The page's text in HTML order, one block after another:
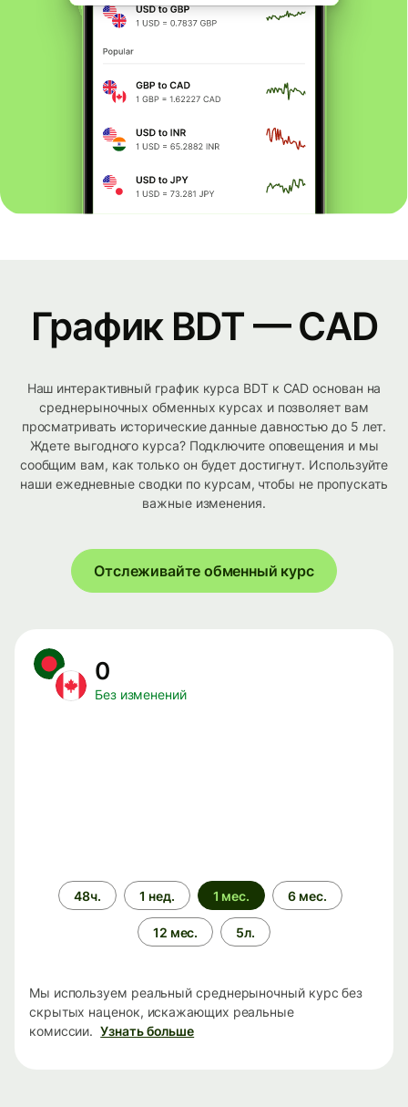
График BDT — CAD
Наш интерактивный график курса BDT к CAD основан на
среднерыночных обменных курсах и позволяет вам
просматривать исторические данные давностью до 5 лет.
Ждете выгодного курса? Подключите оповещения и мы
сообщим вам, как только он будет достигнут. Используйте
наши ежедневные сводки по курсам, чтобы не пропускать
важные изменения.
Отслеживайте обменный курс
0
Без изменений
Период
времени
48ч. 1 нед. 1 мес. 6 мес.
12 мес. 5л.
Мы используем реальный среднерыночный курс без
скрытых наценок, искажающих реальные
комиссии. Узнать больше